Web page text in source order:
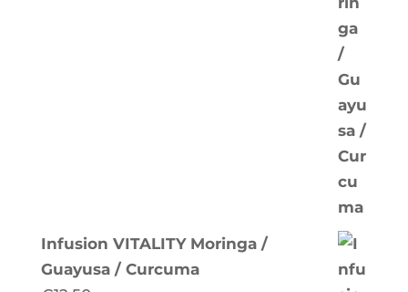
Infusion VITALITY Moringa /
Guayusa / Curcuma